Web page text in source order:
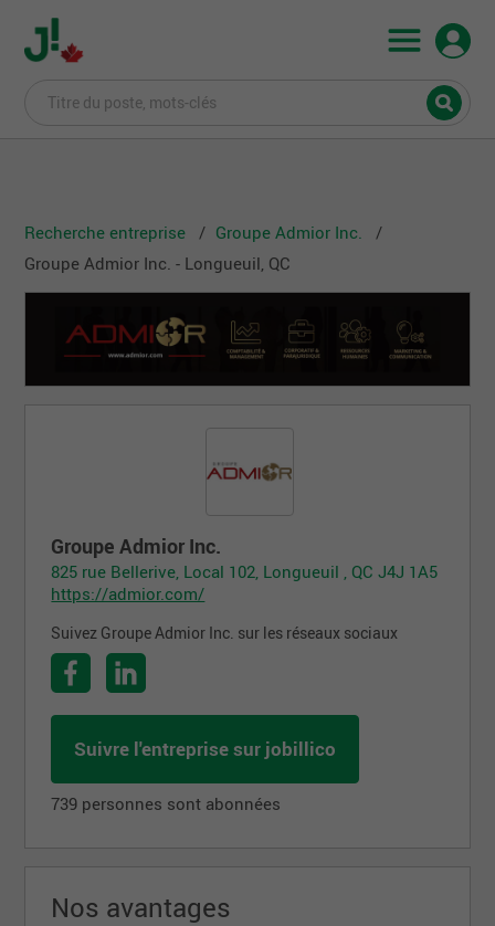
Recherche entreprise
Groupe Admior Inc.
Groupe Admior Inc. - Longueuil, QC
Groupe Admior Inc.
825 rue Bellerive, Local 102, Longueuil , QC J4J 1A5
https://admior.com/
Suivez Groupe Admior Inc. sur les réseaux sociaux
Suivre l'entreprise sur jobillico
739 personnes sont abonnées
Nos avantages